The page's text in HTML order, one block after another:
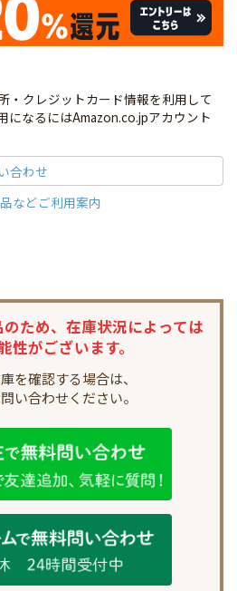
・クレジットカード情報を利用して
になるにはAmazon.co.jpアカウント
合わせ
などご利用案内
ため、 在庫状況によっては
性がございます。
を確認する場合は、
い合わせください。